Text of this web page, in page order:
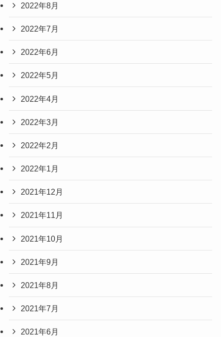
2022年8月
2022年7月
2022年6月
2022年5月
2022年4月
2022年3月
2022年2月
2022年1月
2021年12月
2021年11月
2021年10月
2021年9月
2021年8月
2021年7月
2021年6月